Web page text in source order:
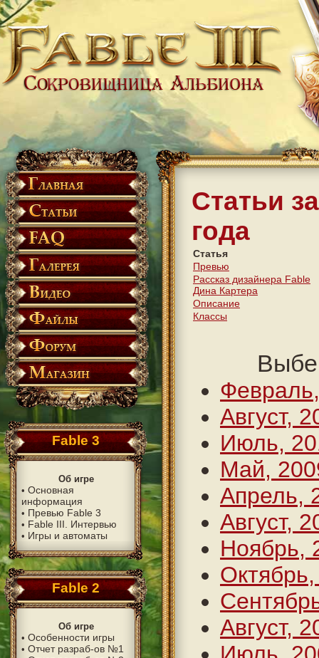
Fable 3
Об игре
• Основная
информация
• Превью Fable 3
• Fable III. Интервью
• Игры и автоматы
Fable 2
Об игре
• Особенности игры
• Отчет разраб-ов №1
Статьи
года
Статья
Превью
Рассказ дизайнера Fable
Дина Картера
Описание
Классы
Август,
Июль,
Май,
Апрель,
Август,
Ноябрь,
Август,